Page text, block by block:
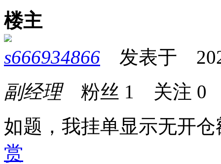
楼主
s666934866 发表于
副经理粉丝 1 关注 0
如题，我挂单显示无开
赏